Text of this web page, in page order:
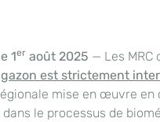
1er août 2025 — Les
est strictement
mise en œuvre en
le processus de